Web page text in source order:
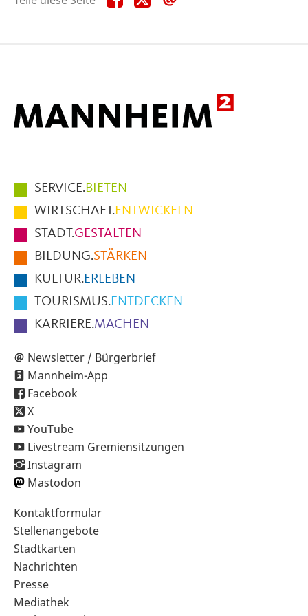
diese diese
Hauptmenüpunkte
im
Fußbereich
der
Seite
SERVICE.BIETEN
WIRTSCHAFT.ENTWICKELN
STADT.GESTALTEN
BILDUNG.STÄRKEN
KULTUR.ERLEBEN
TOURISMUS.ENTDECKEN
KARRIERE.MACHEN
Newsletter / Bürgerbrief
Mannheim-App
Facebook
X
YouTube
Livestream Gremiensitzungen
Instagram
Mastodon
Sekundärnavigation
im
Fußbereich
Kontaktformular
Stellenangebote
Stadtkarten
Nachrichten
Presse
Mediathek